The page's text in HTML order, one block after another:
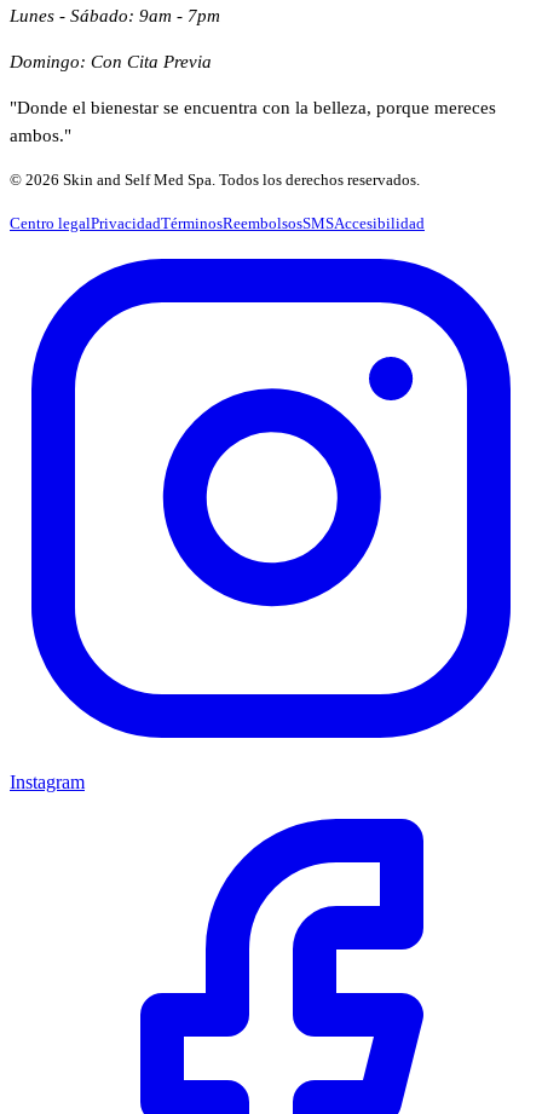
Lunes - Sábado: 9am - 7pm
Domingo: Con Cita Previa
"Donde el bienestar se encuentra con la belleza, porque mereces
ambos."
© 2026 Skin and Self Med Spa. Todos los derechos reservados.
Centro legalPrivacidadTérminosReembolsosSMSAccesibilidad
Instagram